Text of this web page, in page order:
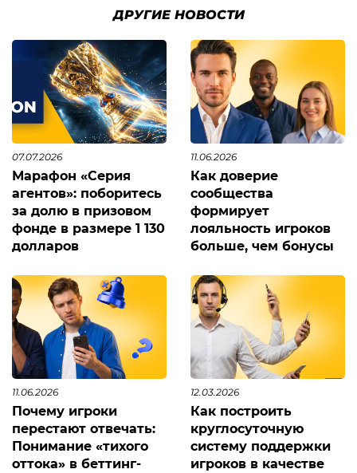
ДРУГИЕ НОВОСТИ
07.07.2026
Марафон «Серия
агентов»: поборитесь
за долю в призовом
фонде в размере 1 130
долларов
11.06.2026
Как доверие
сообщества
формирует
лояльность игроков
больше, чем бонусы
11.06.2026
Почему игроки
перестают отвечать:
Понимание «тихого
оттока» в беттинг-
12.03.2026
Как построить
круглосуточную
систему поддержки
игроков в качестве